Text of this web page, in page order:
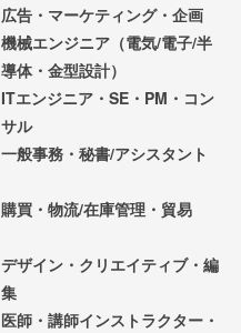
広告・マーケティング・企画
機械エンジニア（電気/電子/半
導体・金型設計）
ITエンジニア・SE・PM・コン
サル
一般事務・秘書/アシスタント
購買・物流/在庫管理・貿易
デザイン・クリエイティブ・編
集
医師・講師インストラクター・